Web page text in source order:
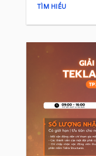
TÌM HIỂU